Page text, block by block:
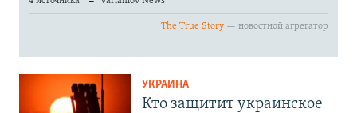
УКРАИНА
Кто защитит украинское